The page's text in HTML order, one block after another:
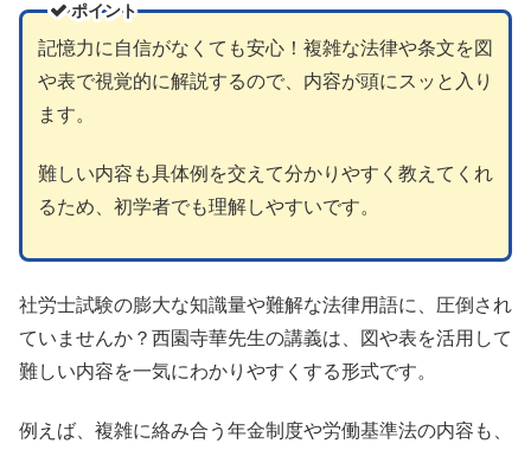
ポイント
記憶力に自信がなくても安心！複雑な法律や条文を図
や表で視覚的に解説するので、内容が頭にスッと入り
ます。
難しい内容も具体例を交えて分かりやすく教えてくれ
るため、初学者でも理解しやすいです。
社労士試験の膨大な知識量や難解な法律用語に、圧倒され
ていませんか？西園寺華先生の講義は、図や表を活用して
難しい内容を一気にわかりやすくする形式です。
例えば、複雑に絡み合う年金制度や労働基準法の内容も、